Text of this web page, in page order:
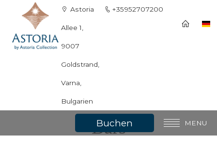
Astoria
Allee 1,
9007
Goldstrand,
Varna,
Bulgarien
+35952707200
MENU
Buchen
Bars